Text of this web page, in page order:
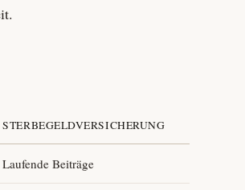
STERBEGELD­VERSICHERUNG
Laufende Beiträge